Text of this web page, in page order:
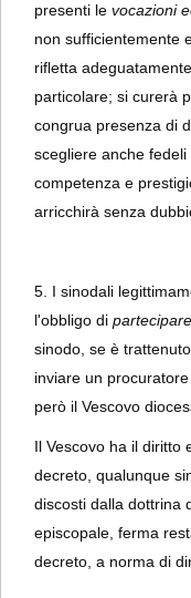
presenti le vocazioni
non sufficientemente
rifletta
particolare; si curerà
congrua presenza di
scegliere anche
competenza e
arricchirà senza
5. I sinodali
l'obbligo di partecipare
sinodo, se è
inviare un
però il Vescovo
Il Vescovo ha il diritto
decreto, qualunque
discosti dalla dottrina
episcopale, ferma
decreto, a norma di